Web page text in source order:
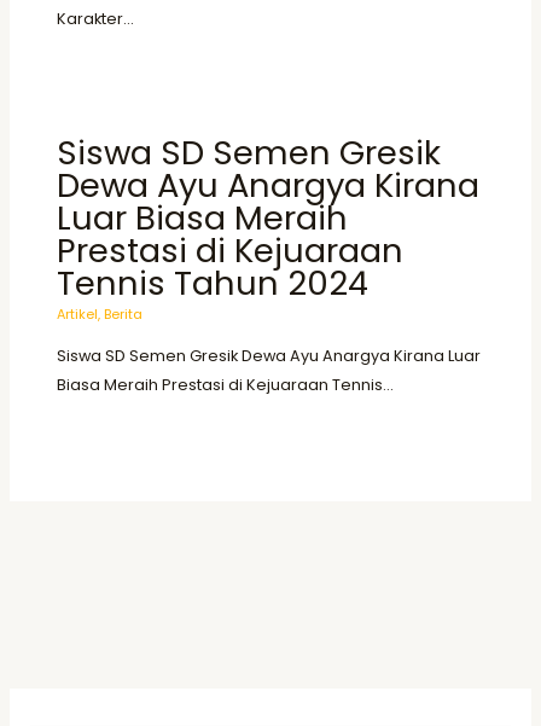
Karakter…
Siswa SD Semen Gresik
Dewa Ayu Anargya Kirana
Luar Biasa Meraih
Prestasi di Kejuaraan
Tennis Tahun 2024
Artikel,Berita
Siswa SD Semen Gresik Dewa Ayu Anargya Kirana Luar
Biasa Meraih Prestasi di Kejuaraan Tennis…